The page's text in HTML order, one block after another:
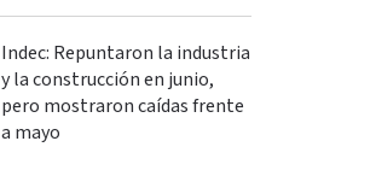
Indec: Repuntaron la industria
y la construcción en junio,
pero mostraron caídas frente
a mayo